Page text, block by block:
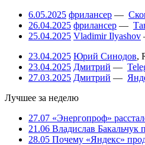
6.05.2025 фрилансер —
26.04.2025 фрилансер —
25.04.2025 Vladimir Ilyashov
23.04.2025 Юрий Синодов,
23.04.2025 Дмитрий —
27.03.2025 Дмитрий —
Лучшее за неделю
27.07 «Энергопроф»
21.06 Владислав Бакальчук
28.05 Почему «Яндекс»